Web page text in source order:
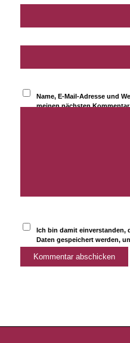
Name, E-Mail-Adresse und
meinen nächsten
Ich bin damit einverstanden,
Daten gespeichert werden,